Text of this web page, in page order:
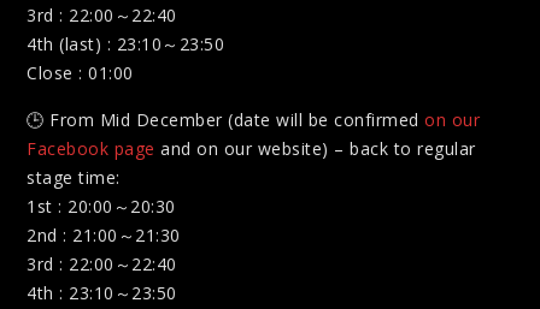
3rd : 22:00～22:40
4th (last) : 23:10～23:50
Close : 01:00
🕒 From Mid December (date will be confirmed on our
Facebook page and on our website) – back to regular
stage time:
1st : 20:00～20:30
2nd : 21:00～21:30
3rd : 22:00～22:40
4th : 23:10～23:50